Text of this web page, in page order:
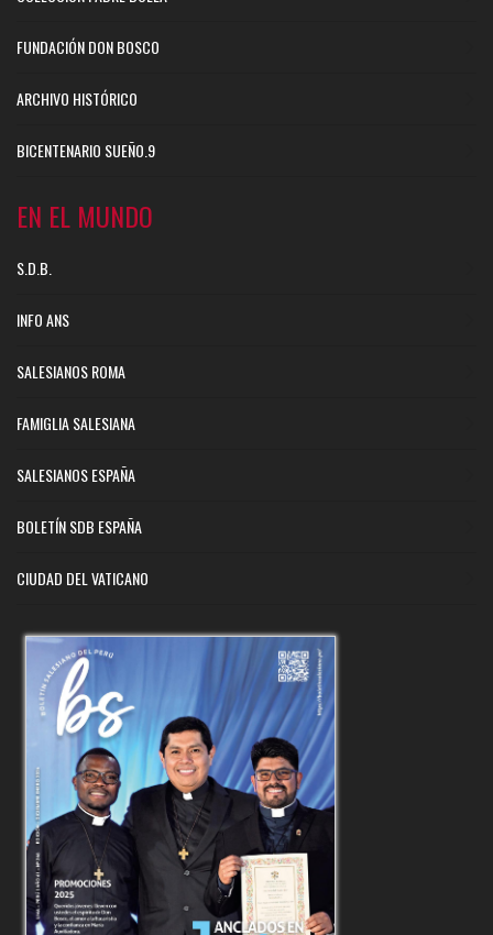
FUNDACIÓN DON BOSCO
ARCHIVO HISTÓRICO
BICENTENARIO SUEÑO.9
EN EL MUNDO
S.D.B.
INFO ANS
SALESIANOS ROMA
FAMIGLIA SALESIANA
SALESIANOS ESPAÑA
BOLETÍN SDB ESPAÑA
CIUDAD DEL VATICANO